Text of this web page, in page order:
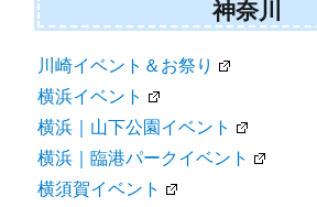
神奈川
川崎イベント＆お祭り
横浜イベント
横浜｜山下公園イベント
横浜｜臨港パークイベント
横須賀イベント